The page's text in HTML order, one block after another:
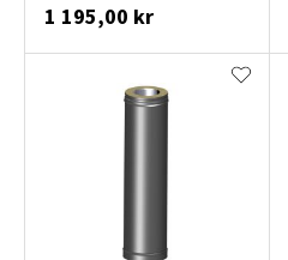
1 195,00 kr